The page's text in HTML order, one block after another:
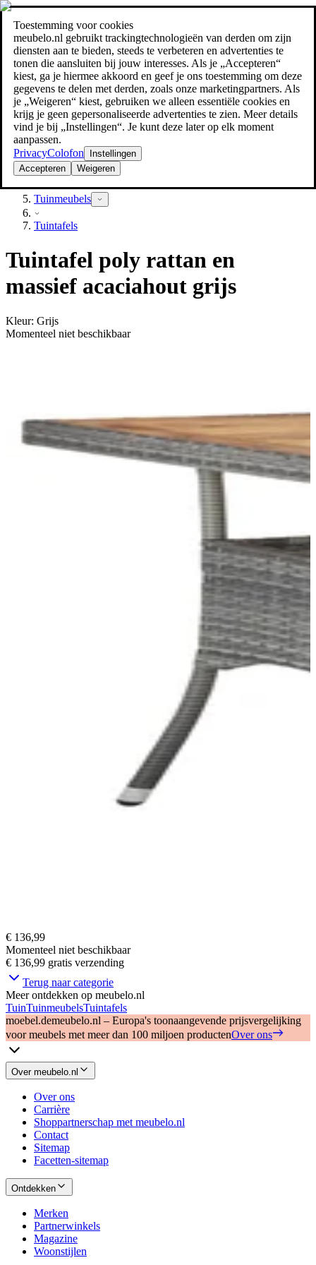
Toestemming voor cookies
meubelo.nl gebruikt trackingtechnologieën van derden om zijn
diensten aan te bieden, steeds te verbeteren en advertenties te
tonen die aansluiten bij jouw interesses. Als je „Accepteren“
kiest, ga je hiermee akkoord en geef je ons toestemming om deze
gegevens te delen met derden, zoals onze marketingpartners. Als
je „Weigeren“ kiest, gebruiken we alleen essentiële cookies en
krijg je geen gepersonaliseerde advertenties te zien. Meer details
vind je bij „Instellingen“. Je kunt deze later op elk moment
aanpassen.
PrivacyColofon
Instellingen
Accepteren
Weigeren
Zoeken
meubel jezelf de beste prijs!meubel jezelf de beste prijs!
Tuin
Tuinmeubels
Tuintafels
Tuintafel poly rattan en
massief acaciahout grijs
Kleur: Grijs
Momenteel niet beschikbaar
€ 136,99
Momenteel niet beschikbaar
€ 136,99 gratis verzending
Terug naar categorie
Meer ontdekken op meubelo.nl
TuinTuinmeubelsTuintafels
moebel.demeubelo.nl – Europa's toonaangevende prijsvergelijking
voor meubels met meer dan 100 miljoen productenOver ons
Over meubelo.nl
Over ons
Carrière
Shoppartnerschap met meubelo.nl
Contact
Sitemap
Facetten-sitemap
Ontdekken
Merken
Partnerwinkels
Magazine
Woonstijlen